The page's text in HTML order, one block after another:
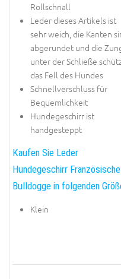
Rollschnall
Leder dieses Artikels ist
sehr weich, die Kanten
abgerundet und die
unter der Schließe
das Fell des Hundes
Schnellverschluss für
Bequemlichkeit
Hundegeschirr ist
handgesteppt
Kaufen Sie Leder
Hundegeschirr Französische
Bulldogge in folgenden
Klein